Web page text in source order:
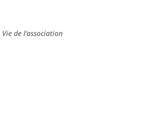
Vie de l'association